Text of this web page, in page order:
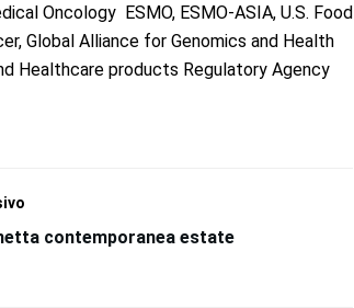
Oncology ESMO, ESMO-ASIA, U.S. Food
Global Alliance for Genomics and Health
Healthcare products Regulatory Agency
contemporanea estate